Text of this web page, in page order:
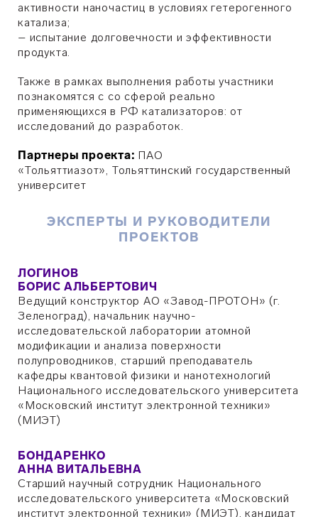
активности наночастиц в условиях гетерогенного
катализа;
– испытание долговечности и эффективности
продукта.
Также в рамках выполнения работы участники
познакомятся с со сферой реально
применяющихся в РФ катализаторов: от
исследований до разработок.
Партнеры проекта: ПАО
«Тольяттиазот», Тольяттинский государственный
университет
ЭКСПЕРТЫ И РУКОВОДИТЕЛИ
ПРОЕКТОВ
ЛОГИНОВ
БОРИС АЛЬБЕРТОВИЧ
Ведущий конструктор АО «Завод-ПРОТОН» (г.
Зеленоград), начальник научно-
исследовательской лаборатории атомной
модификации и анализа поверхности
полупроводников, старший преподаватель
кафедры квантовой физики и нанотехнологий
Национального исследовательского университета
«Московский институт электронной техники»
(МИЭТ)
БОНДАРЕНКО
АННА ВИТАЛЬЕВНА
Старший научный сотрудник Национального
исследовательского университета «Московский
институт электронной техники» (МИЭТ), кандидат